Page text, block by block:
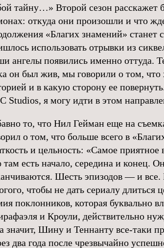
тайну…» Второй сезон расскажет
откуда они произошли и что
«Благих знамений»
использовать отрывки из
ангелы появились именно оттуда.
он был жив, мы говорили о том, что
и в какую сторону ее
Studios, я могу идти в этом
то, что Нил Гейман еще на
о том, что больше всего в
и цельность: «Самое
там есть начало, середина и конец.
Шесть эпизодов — и все.
чтобы не дать сериалу длиться
поклонников, которая буквально
и Кроули, действительно
значит, Шину и Теннанту все-таки
два года после чрезвычайно